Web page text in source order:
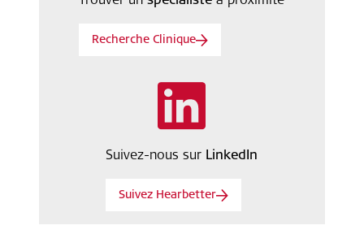
Recherche Clinique
Suivez-nous sur LinkedIn
Suivez Hearbetter